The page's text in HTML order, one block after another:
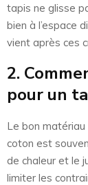
tapis ne glisse
bien à l’espace
vient après ces
2.
pour un
Le bon
coton est
de chaleur et le
limiter les